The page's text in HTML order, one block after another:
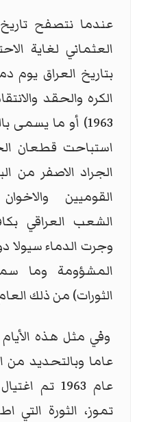
عندما نتصفح تاريخ
العثماني لغاية
بتاريخ العراق
1963) أو ما
استباحت قطعان
الجراد الاصفر من
القوميين
الشعب العراقي
وجرت الدماء سيولا
المشؤومة وما
الثورات) من ذلك
عاما وبالتحديد
عام 1963 تم
تموز، الثورة التي